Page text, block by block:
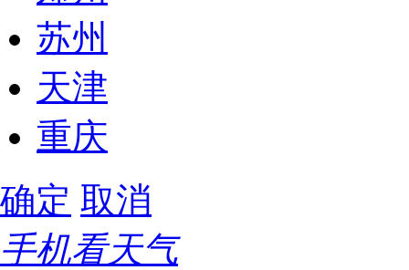
苏州
天津
重庆
确定 取消
手机看天气